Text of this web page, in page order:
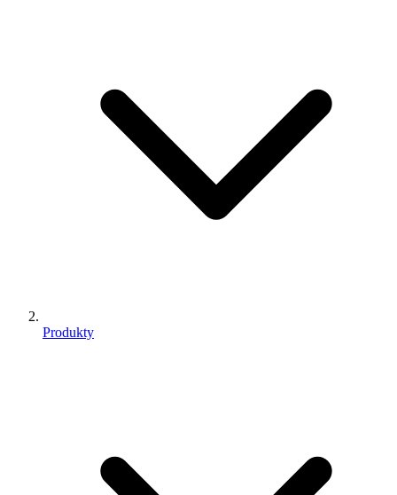
Produkty